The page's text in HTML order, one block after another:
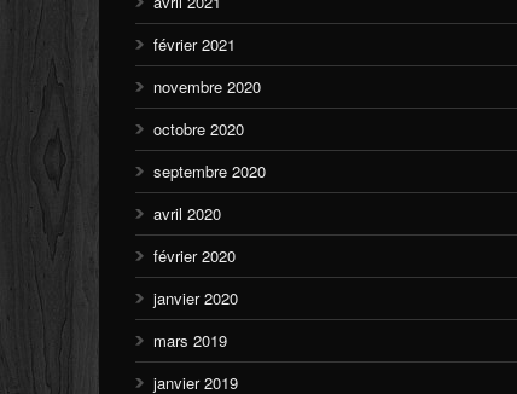
février 2021
novembre 2020
octobre 2020
septembre 2020
avril 2020
février 2020
janvier 2020
mars 2019
janvier 2019